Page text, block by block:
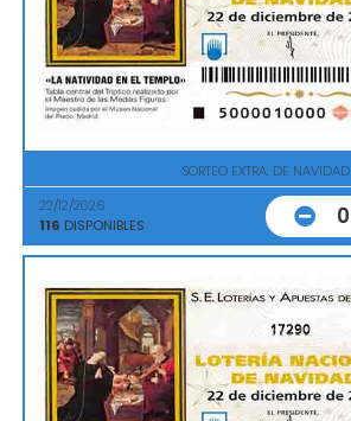
SORTEO EXTRA. DE NAVIDAD
22/12/2026
116 DISPONIBLES 0
17290